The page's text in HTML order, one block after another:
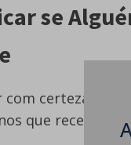
se
com certeza se
que receba